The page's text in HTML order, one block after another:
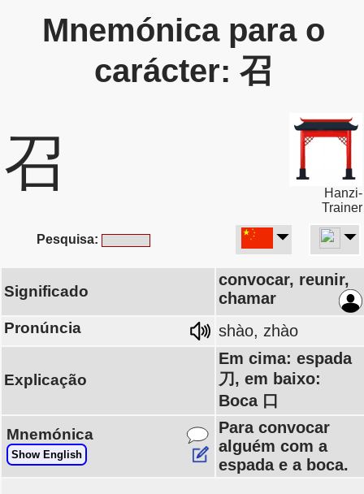
Mnemónica para o
carácter: 召
召
Hanzi-
Trainer
Pesquisa:
Significado
convocar, reunir,
chamar
Pronúncia shào, zhào
Explicação
Em cima: espada
刀, em baixo:
Boca 口
Mnemónica
Show English
Para convocar
alguém com a
espada e a boca.